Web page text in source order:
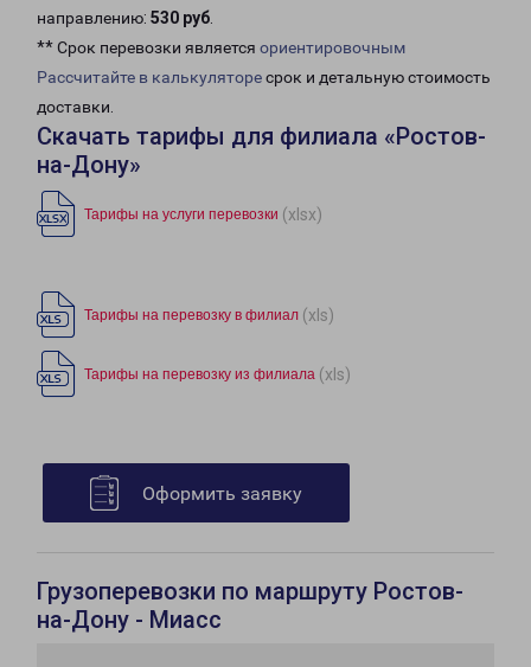
направлению: 530 руб.
** Срок перевозки является ориентировочным
Рассчитайте в калькуляторесрок и детальную стоимость
доставки.
Скачать тарифы для филиала «Ростов-
на-Дону»
Тарифы на услуги перевозки (xlsx)
Тарифы на перевозку в филиал (xls)
Тарифы на перевозку из филиала (xls)
Оформить заявку
Грузоперевозки по маршруту Ростов-
на-Дону - Миасс